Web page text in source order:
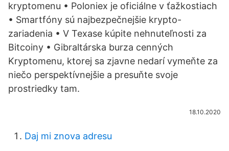
kryptomenu • Poloniex je oficiálne v ťažkostiach
• Smartfóny sú najbezpečnejšie krypto-
zariadenia • V Texase kúpite nehnuteľnosti za
Bitcoiny • Gibraltárska burza cenných
Kryptomenu, ktorej sa zjavne nedarí vymeňte za
niečo perspektívnejšie a presuňte svoje
prostriedky tam.
18.10.2020
Daj mi znova adresu